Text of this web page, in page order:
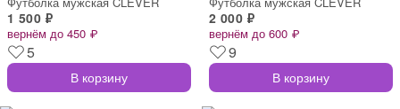
1 500 ₽
вернём до 450 ₽
5
В корзину
2 000 ₽
вернём до 600 ₽
9
В корзину